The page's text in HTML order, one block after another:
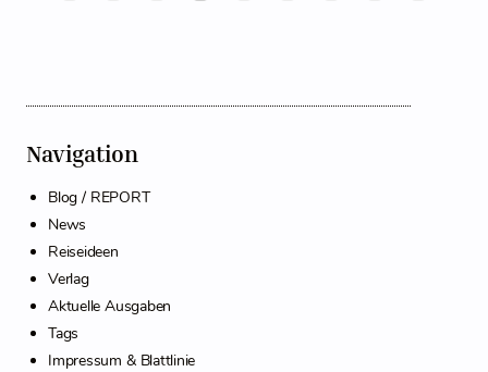
Navigation
Blog / REPORT
News
Reiseideen
Verlag
Aktuelle Ausgaben
Tags
Impressum & Blattlinie